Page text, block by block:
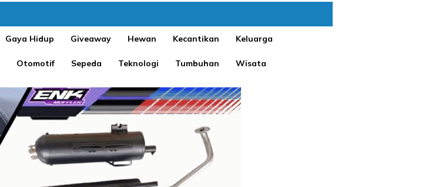
Gaya Hidup Giveaway Hewan Kecantikan Keluarga
Otomotif Sepeda Teknologi Tumbuhan Wisata